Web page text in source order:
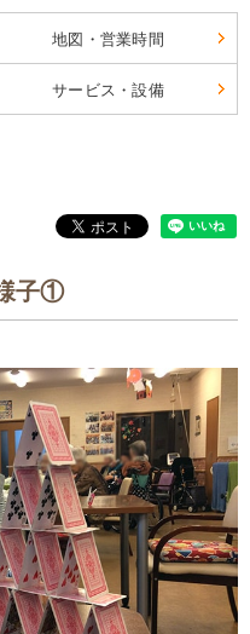
地図・営業時間
サービス・設備
子①